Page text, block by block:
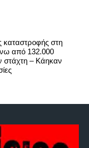
καταστροφής στη
από 132.000
στάχτη – Κάηκαν